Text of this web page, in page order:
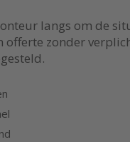
langs om de
offerte zonder